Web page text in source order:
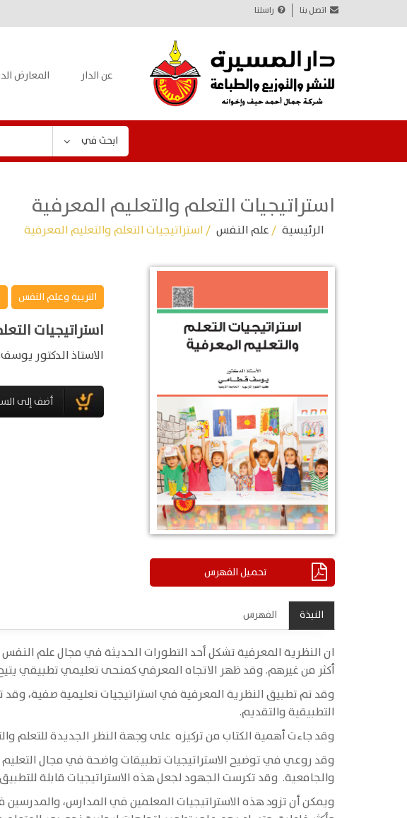
اتصل بنا راسلنا
عن الدار المعارض
ابحث في
استراتيجيات التعلم والتعليم المعرفية
الرئيسية /علم النفس / استراتيجيات التعلم والتعليم المعرفية
تحميل الفهرس
التربية وعلم النفس
استراتيجيات
الاستاذ الدكتور
النبذة الفهرس
ان النظرية المعرفية تشكل أحد التطورات الحديثة في مجال علم
أكثر من غيرهم. وقد ظهر الاتجاه المعرفي كمنحى تعليمي تطبيقي يتيح
وقد تم تطبيق النظرية المعرفية في استراتيجيات تعليمية صفية، وقد
التطبيقية والتقديم.
وقد جاءت أهمية الكتاب من تركيزه على وجهة النظر الجديدة للتعلم
وقد روعي في توضيح الاستراتيجيات تطبيقات واضحة في مجال
والجامعية. وقد تكرست الجهود لجعل هذه الاستراتيجيات قابلة
ويمكن أن تزود هذه الاستراتيجيات المعلمين في المدارس،